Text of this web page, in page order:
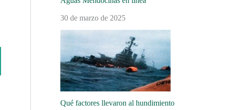
30 de marzo de 2025
Qué factores llevaron al hundimiento